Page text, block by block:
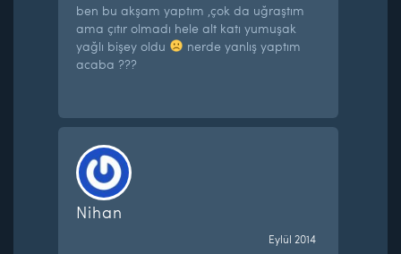
ben bu akşam yaptım ,çok da uğraştım
ama çıtır olmadı hele alt katı yumuşak
yağlı bişey oldu
nerde yanlış yaptım
acaba ???
Nihan
Eylül 2014